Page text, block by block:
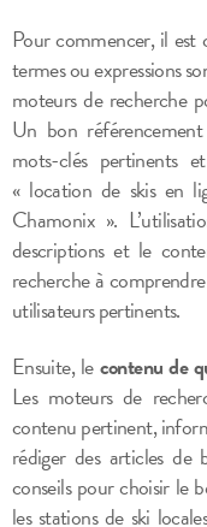
Pour commencer, il est
termes ou expressions
moteurs de recherche
Un bon
mots-clés pertinents
« location de skis en
Chamonix ».
descriptions et le
recherche à
utilisateurs pertinents.
Ensuite, lecontenu de
Les moteurs de
contenu pertinent,
rédiger des articles de
conseils pour choisir le
les stations de ski